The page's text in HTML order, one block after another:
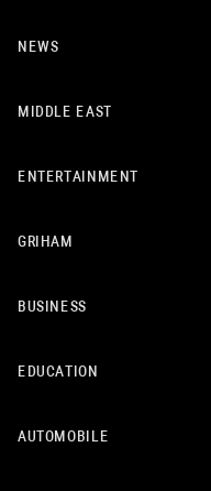
NEWS
MIDDLE EAST
ENTERTAINMENT
GRIHAM
BUSINESS
EDUCATION
AUTOMOBILE